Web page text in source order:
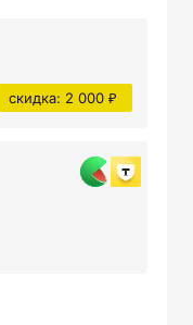
скидка: 2 000 ₽